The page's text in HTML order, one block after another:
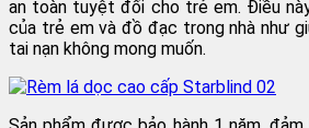
an toàn tuyệt đối cho trẻ em. Điều
của trẻ em và đồ đạc trong nhà như
tai nạn không mong muốn.